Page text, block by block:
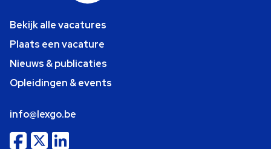
Bekijk alle vacatures
Plaats een vacature
Nieuws & publicaties
Opleidingen & events
info@lexgo.be